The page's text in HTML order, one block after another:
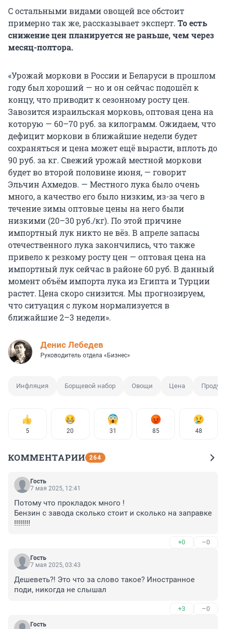
С остальными видами овощей все обстоит
примерно так же, рассказывает эксперт. То есть
снижение цен планируется не раньше, чем через
месяц-полтора.
«Урожай моркови в России и Беларуси в прошлом
году был хороший — но и он сейчас подошёл к
концу, что приводит к сезонному росту цен.
Завозится израильская морковь, оптовая цена на
которую — 60–70 руб. за килограмм. Ожидаем, что
дефицит моркови в ближайшие недели будет
сохраняться и цена может ещё вырасти, вплоть до
90 руб. за кг. Свежий урожай местной моркови
будет во второй половине июня, — говорит
Эльчин Ахмедов. — Местного лука было очень
много, а качество его было низким, из-за чего в
течение зимы оптовые цены на него были
низкими (20–30 руб./кг). По этой причине
импортный лук никто не вёз. В апреле запасы
отечественного лука закончились, что также
привело к резкому росту цен — оптовая цена на
импортный лук сейчас в районе 60 руб. В данный
момент объём импорта лука из Египта и Турции
растет. Цена скоро снизится. Мы прогнозируем,
что ситуация с луком нормализуется в
ближайшие 2–3 недели».
Денис Лебедев
Руководитель отдела «Бизнес»
Инфляция Борщевой набор Овощи Цена
5 20 31 85 48
КОММЕНТАРИИ 264
Гость
7 мая 2025, 12:41
Потому что прокладок много !
Бензин с завода сколько стоит и сколько на заправке
!!!!!!!!
+0 –0
Гость
7 мая 2025, 03:43
Дешеветь?! Это что за слово такое? Иностранное
поди, никогда не слышал
+3 –0
Гость